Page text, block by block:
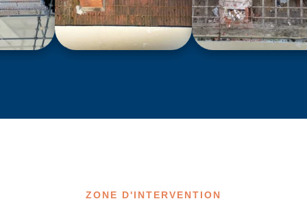
ZONE D'INTERVENTION